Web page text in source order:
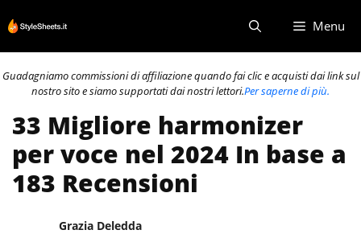
al
contenuto
Menu
Guadagniamo commissioni di affiliazione quando fai clic e acquisti dai link sul
nostro sito e siamo supportati dai nostri lettori.Per saperne di più.
33 Migliore harmonizer
per voce nel 2024 In base a
183 Recensioni
Grazia Deledda